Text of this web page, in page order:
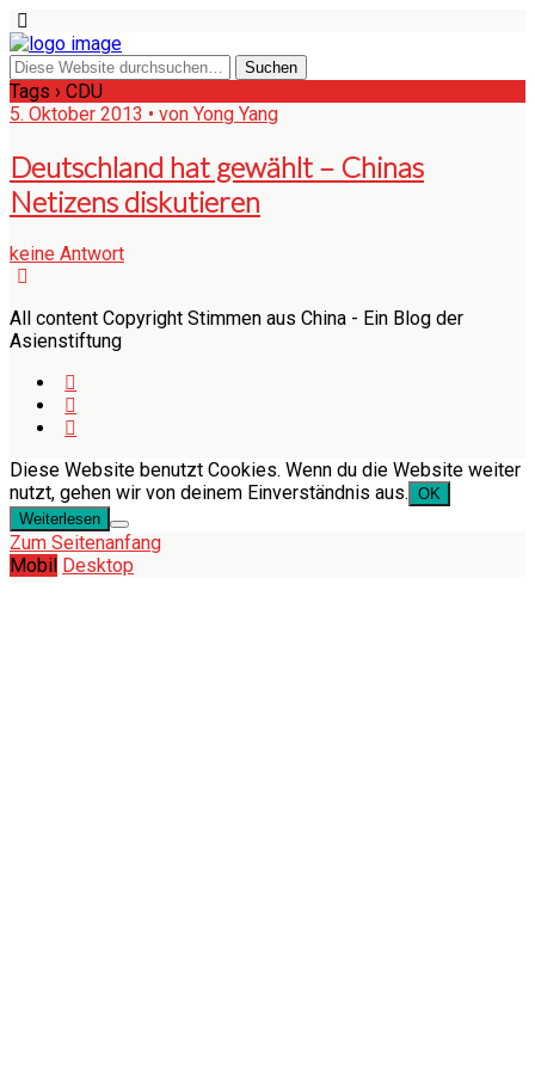
Tags › CDU
5. Oktober 2013 • von Yong Yang
Deutschland hat gewählt – Chinas
Netizens diskutieren
keine Antwort
All content Copyright Stimmen aus China - Ein Blog der
Asienstiftung
Diese Website benutzt Cookies. Wenn du die Website weiter
nutzt, gehen wir von deinem Einverständnis aus. OK
Weiterlesen
Zum Seitenanfang
Mobil Desktop